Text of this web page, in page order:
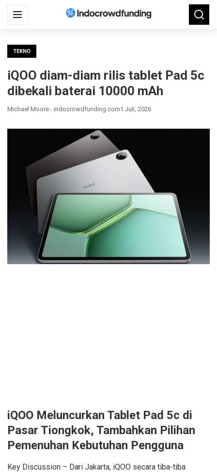
Menu
Search
for:
TEKNO
iQOO diam-diam rilis tablet Pad 5c
dibekali baterai 10000 mAh
Michael Moore - indocrowdfunding.com1 Juli, 2026
iQOO Meluncurkan Tablet Pad 5c di
Pasar Tiongkok, Tambahkan Pilihan
Pemenuhan Kebutuhan Pengguna
Key Discussion – Dari Jakarta, iQOO secara tiba-tiba